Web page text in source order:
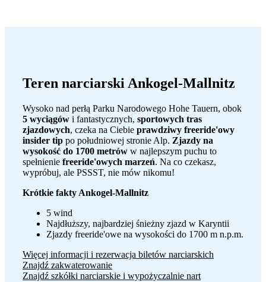
Teren narciarski Ankogel-Mallnitz
Wysoko nad perłą Parku Narodowego Hohe Tauern, obok
5 wyciągów i fantastycznych, sportowych tras
zjazdowych, czeka na Ciebie prawdziwy freeride'owy
insider tip po południowej stronie Alp. Zjazdy na
wysokość do 1700 metrów w najlepszym puchu to
spełnienie freeride'owych marzeń. Na co czekasz,
wypróbuj, ale PSSST, nie mów nikomu!
Krótkie fakty Ankogel-Mallnitz
5 wind
Najdłuższy, najbardziej śnieżny zjazd w Karyntii
Zjazdy freeride'owe na wysokości do 1700 m n.p.m.
Więcej informacji i rezerwacja biletów narciarskich
Znajdź zakwaterowanie
Znajdź szkółki narciarskie i wypożyczalnie nart